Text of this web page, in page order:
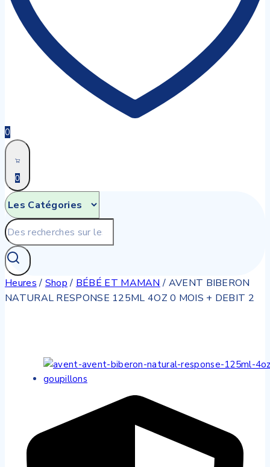
0
0
Recherche
pour:
Heures / Shop / BÉBÉ ET MAMAN / AVENT BIBERON
NATURAL RESPONSE 125ML 4OZ 0 MOIS + DEBIT 2